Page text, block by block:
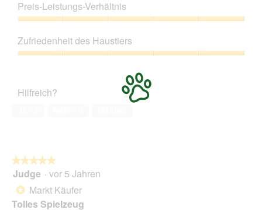
5
von
5
Preis-Leistungs-Verhältnis
Leistungs-
Verhältnis,
5
Zufriedenheit des Haustiers
5
Hilfreich?
★★★★★
★★★★★
5
Sternen.
Judge · vor 5 Jahren
* Markt Käufer
Tolles Spielzeug